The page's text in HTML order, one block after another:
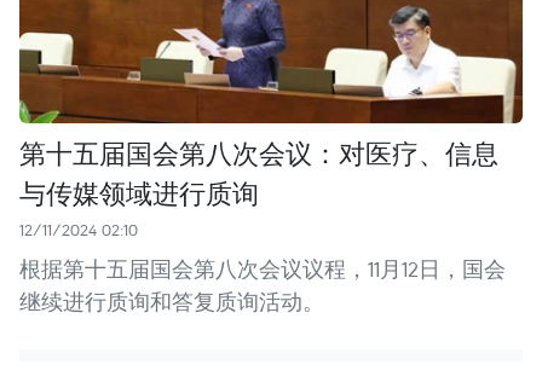
第十五届国会第八次会议：对医疗、信息
与传媒领域进行质询
12/11/2024 02:10
根据第十五届国会第八次会议议程，11月12日，国会
继续进行质询和答复质询活动。